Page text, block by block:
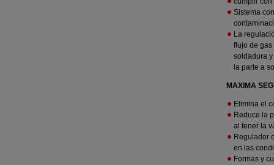
Sistema
La
flujo de
soldadura
la parte a
MAXIMA
Elimina el
Reduce la
al tener la
Regulador
en las
Formas y